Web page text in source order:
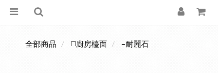
全部商品 ◻️廚房檯面 –耐麗石